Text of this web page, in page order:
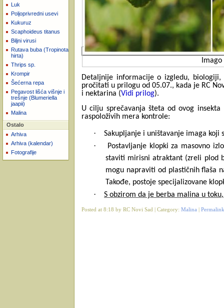
Luk
Poljoprivredni usevi
Kukuruz
Scaphoideus titanus
Biljni virusi
Rutava buba (Tropinota
hirta)
Thrips sp.
Krompir
Šećerna repa
Pegavost lišća višnje i
trešnje (Blumeriella
jaapii)
Malina
Ostalo
Arhiva
Arhiva (kalendar)
Fotografije
Imago
Detaljnije informacije o izgledu,
pročitati u prilogu od 05.07., kada je RC
i nektarina (Vidi prilog).
U cilju sprečavanja šteta od ovog
raspoloživih mera kontrole:
· Sakupljanje i uništavanje imaga
·
Postavljanje klopki za masovno
staviti mirisni atraktant (zreli plod
mogu napraviti od plastičnih flaša
Takođe, postoje specijalizovane
· S obzirom da je berba malina u
Posted at 8:18 by RC Novi Sad | Category: Malina Permalink